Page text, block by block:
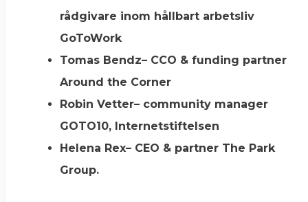
rådgivare inom hållbart arbetsliv
GoToWork
Tomas Bendz– CCO & funding partner
Around the Corner
Robin Vetter– community manager
GOTO10, Internetstiftelsen
Helena Rex– CEO & partner The Park
Group.